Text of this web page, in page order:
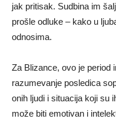
jak pritisak. Sudbina im
prošle odluke – kako u
odnosima.
Za Blizance, ovo je period
razumevanje posledica
onih ljudi i situacija koji su
može biti emotivan i